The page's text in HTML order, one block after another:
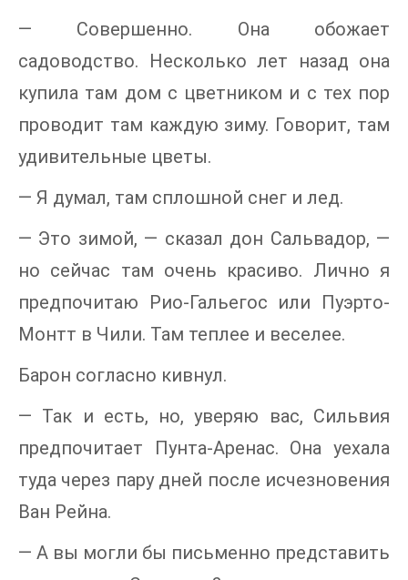
— Совершенно. Она обожает
садоводство. Несколько лет назад она
купила там дом с цветником и с тех пор
проводит там каждую зиму. Говорит, там
удивительные цветы.
— Я думал, там сплошной снег и лед.
— Это зимой, — сказал дон Сальвадор, —
но сейчас там очень красиво. Лично я
предпочитаю Рио-Гальегос или Пуэрто-
Монтт в Чили. Там теплее и веселее.
Барон согласно кивнул.
— Так и есть, но, уверяю вас, Сильвия
предпочитает Пунта-Аренас. Она уехала
туда через пару дней после исчезновения
Ван Рейна.
— А вы могли бы письменно представить